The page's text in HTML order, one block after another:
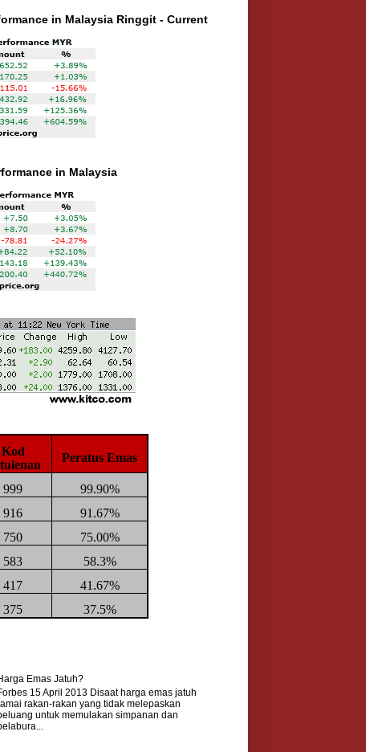
in Malaysia Ringgit - Current
in Malaysia
Kod
Peratus Emas
999
99.90%
916
91.67%
750
75.00%
583
58.3%
417
41.67%
375 37.5%
Emas Jatuh?
15 April 2013 Disaat harga emas jatuh
rakan-rakan yang tidak melepaskan
untuk memulakan simpanan dan